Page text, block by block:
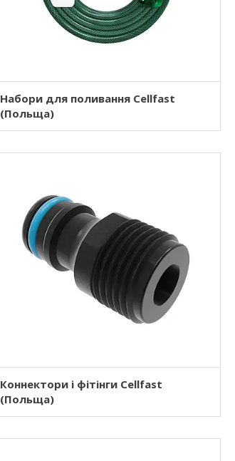
Набори для поливання Cellfast
(Польща)
Коннектори і фітінги Cellfast
(Польща)